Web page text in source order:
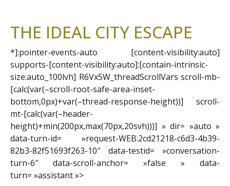
THE IDEAL CITY ESCAPE
*]:pointer-events-auto [content-visibility:auto]
supports-[content-visibility:auto]:[contain-intrinsic-
size:auto_100lvh] R6Vx5W_threadScrollVars scroll-mb-
[calc(var(–scroll-root-safe-area-inset-
bottom,0px)+var(–thread-response-height))] scroll-
mt-[calc(var(–header-
height)+min(200px,max(70px,20svh)))] » dir= »auto »
data-turn-id= »request-WEB:2cd21218-c6d3-4b39-
82b3-82f51693f263-10″ data-testid= »conversation-
turn-6″ data-scroll-anchor= »false » data-
turn= »assistant »>